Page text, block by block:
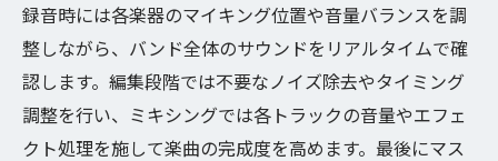
バンドレコーディング時のマイク配置の工
夫
音質アップに効果的なバンドレコーディン
グ対策
録音時には各楽器のマイキング位置や音量バランスを調
整しながら、バンド全体のサウンドをリアルタイムで確
認します。編集段階では不要なノイズ除去やタイミング
調整を行い、ミキシングでは各トラックの音量やエフェ
クト処理を施して楽曲の完成度を高めます。最後にマス